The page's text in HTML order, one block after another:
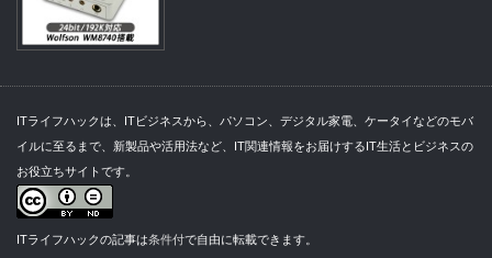
ITライフハックは、ITビジネスから、パソコン、デジタル家電、ケータイなどのモバ
イルに至るまで、新製品や活用法など、IT関連情報をお届けするIT生活とビジネスの
お役立ちサイトです。
ITライフハックの記事は条件付で自由に転載できます。